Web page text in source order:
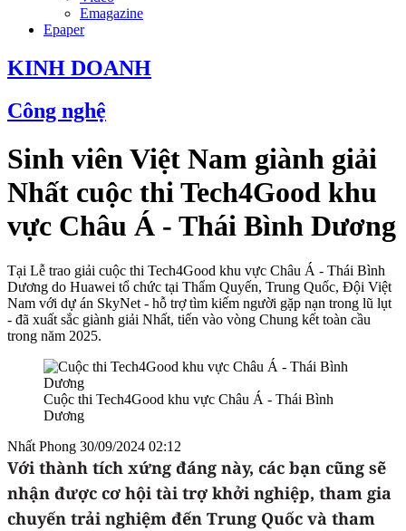
Emagazine
Epaper
KINH DOANH
Công nghệ
Sinh viên Việt Nam giành giải
Nhất cuộc thi Tech4Good khu
vực Châu Á - Thái Bình Dương
Tại Lễ trao giải cuộc thi Tech4Good khu vực Châu Á - Thái Bình
Dương do Huawei tổ chức tại Thẩm Quyến, Trung Quốc, Đội Việt
Nam với dự án SkyNet - hỗ trợ tìm kiếm người gặp nạn trong lũ lụt
- đã xuất sắc giành giải Nhất, tiến vào vòng Chung kết toàn cầu
trong năm 2025.
Cuộc thi Tech4Good khu vực Châu Á - Thái Bình
Dương
Nhất Phong 30/09/2024 02:12
Với thành tích xứng đáng này, các bạn cũng sẽ
nhận được cơ hội tài trợ khởi nghiệp, tham gia
chuyến trải nghiệm đến Trung Quốc và tham